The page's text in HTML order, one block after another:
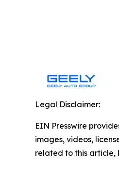
Legal Disclaimer:
EIN Presswire
images, videos,
related to this article,